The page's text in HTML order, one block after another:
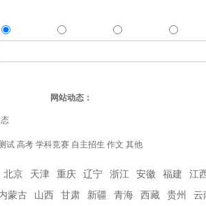
网站动态：
试 高考 学科竞赛 自主招生 作文 其他
北京 天津 重庆 辽宁 浙江 安徽 福建 江
蒙古 山西 甘肃 新疆 青海 西藏 贵州 云